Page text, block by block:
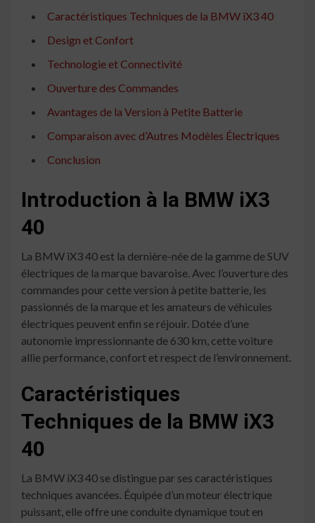
Caractéristiques Techniques de la BMW iX3 40
Design et Confort
Technologie et Connectivité
Ouverture des Commandes
Avantages de la Version à Petite Batterie
Comparaison avec d’Autres Modèles Électriques
Conclusion
Introduction à la BMW iX3
40
La BMW iX3 40 est la dernière-née de la gamme de SUV
électriques de la marque bavaroise. Avec l’ouverture des
commandes pour cette version à petite batterie, les
passionnés de la marque et les amateurs de véhicules
électriques peuvent enfin se réjouir. Dotée d’une
autonomie impressionnante de 630 km, cette voiture
allie performance, confort et respect de l’environnement.
Caractéristiques
Techniques de la BMW iX3
40
La BMW iX3 40 se distingue par ses caractéristiques
techniques avancées. Équipée d’un moteur électrique
puissant, elle offre une conduite dynamique tout en